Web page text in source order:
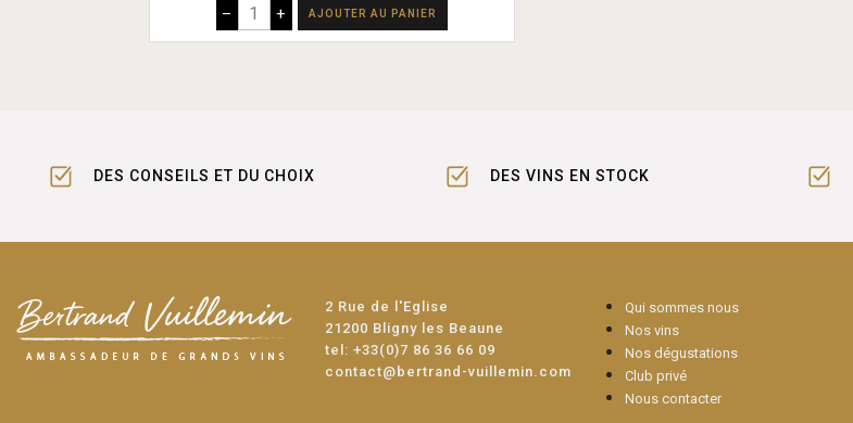
– + AJOUTER AU PANIER
DES CONSEILS ET DU CHOIX DES VINS EN STOCK
2 Rue de l'Eglise
21200 Bligny les Beaune
tel: +33(0)7 86 36 66 09
contact@bertrand-vuillemin.com
Qui sommes nous
Nos vins
Nos dégustations
Club privé
Nous contacter